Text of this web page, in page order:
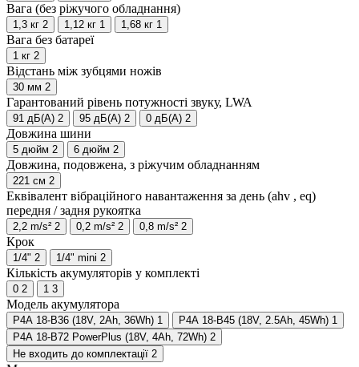
Вага (без ріжучого обладнання)
1,3 кг 2 1,12 кг 1 1,68 кг 1
Вага без батареї
1 кг 2
Відстань між зубцями ножів
30 мм 2
Гарантований рівень потужності звуку, LWA
91 дБ(А) 2 95 дБ(А) 2 0 дБ(А) 2
Довжина шини
5 дюйм 2 6 дюйм 2
Довжина, подовжена, з ріжучим обладнанням
221 см 2
Еквівалент вібраційного навантаження за день (ahv , eq)
передня / задня рукоятка
2,2 m/s² 2 0,2 m/s² 2 0,8 m/s² 2
Крок
1/4" 2 1/4" mini 2
Кількість акумуляторів у комплекті
0 2 1 3
Модель акумулятора
P4A 18-B36 (18V, 2Ah, 36Wh) 1 P4A 18-B45 (18V, 2.5Ah, 45Wh) 1
P4A 18-B72 PowerPlus (18V, 4Ah, 72Wh) 2
Не входить до комплектації 2